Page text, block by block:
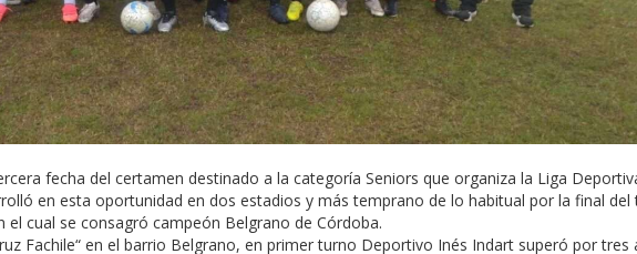
fecha del certamen destinado a la categoría Seniors que organiza la Liga
en esta oportunidad en dos estadios y más temprano de lo habitual por la final
el cual se consagró campeón Belgrano de Córdoba.
Fachile“ en el barrio Belgrano, en primer turno Deportivo Inés Indart superó por tres